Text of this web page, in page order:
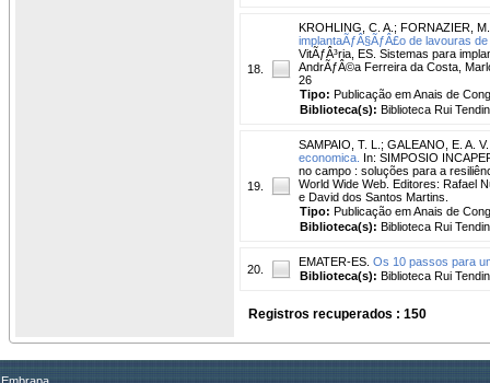
18.
KROHLING, C. A. ; FORNAZIER,
implantaÃƒÂ§ÃƒÂ£o de lavouras
VitÃƒÂ³ria, ES. Sistemas para
AndrÃƒÂ©a Ferreira da Costa,
26
Tipo: Publicação em Anais de
Biblioteca(s): Biblioteca Rui
19.
SAMPAIO, T. L. ; GALEANO, E. A. V.
economica. In: SIMPOSIO
no campo : soluções para a
World Wide Web. Editores: Rafael
e David dos Santos Martins.
Tipo: Publicação em Anais de
Biblioteca(s): Biblioteca Rui
20.
EMATER-ES. Os 10 passos para
Biblioteca(s): Biblioteca Rui
Registros recuperados : 150